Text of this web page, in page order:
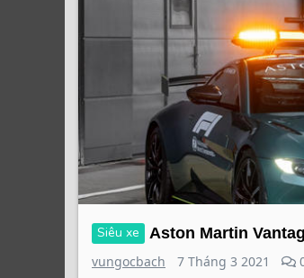
Siêu xe Aston Martin
vungocbach 7 Tháng 3 2021